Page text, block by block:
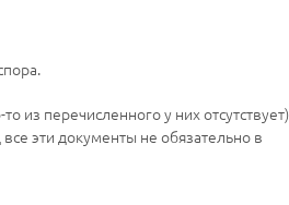
из перечисленного у них отсутствует)
эти документы не обязательно в